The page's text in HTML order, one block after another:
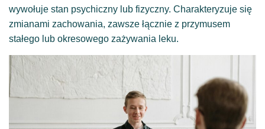
wywołuje stan psychiczny lub fizyczny. Charakteryzuje się
zmianami zachowania, zawsze łącznie z przymusem
stałego lub okresowego zażywania leku.